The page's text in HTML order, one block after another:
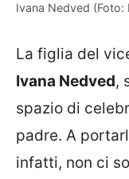
Ivana Nedved (Foto:
La figlia del
Ivana Nedved,
spazio di
padre. A
infatti, non ci